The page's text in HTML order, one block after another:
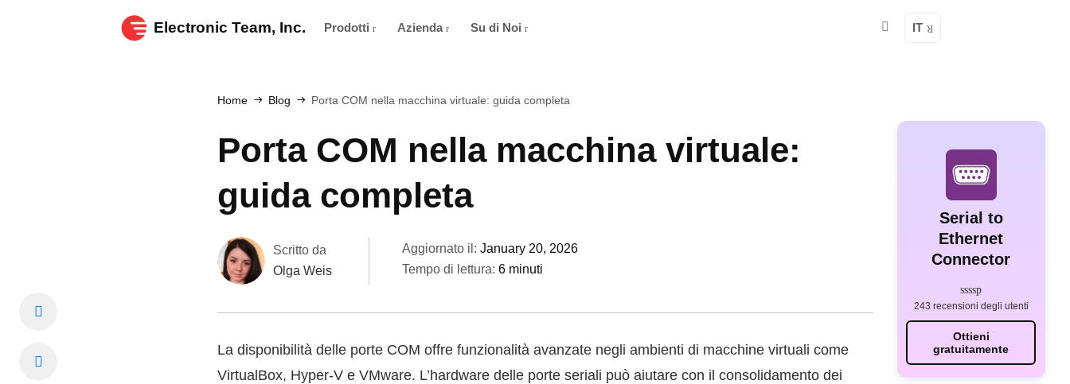
Electronic Team, Inc. Prodotti Azienda Su di Noi IT
Home Blog Porta COM nella macchina virtuale: guida completa
Porta COM nella macchina virtuale:
guida completa
Scritto da
Olga Weis
Aggiornato il: January 20, 2026
Tempo di lettura: 6 minuti
La disponibilità delle porte COM offre funzionalità avanzate negli ambienti di macchine virtuali come
VirtualBox, Hyper-V e VMware. L’hardware delle porte seriali può aiutare con il consolidamento dei
Serial to
Ethernet
Connector
243 recensioni degli utenti
Ottieni
gratuitamente